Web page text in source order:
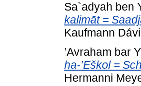
Sa`adyah ben
kalimāt =
Kaufmann
’Avraham bar
ha-’Eškol =
Hermanni